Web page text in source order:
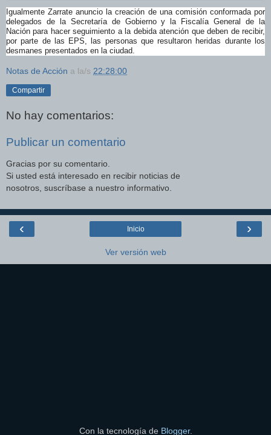
Igualmente Zarrate anuncio la creación de una comisión conformada por
delegados de la Secretaría de Gobierno y la Fiscalía General de la
Nación para hacer seguimiento a la debida atención que deben de recibir,
por parte de las EPS, las personas que resultaron heridas durante los
desmanes presentados en la ciudad.
Notas de Acción a la/s 22:28:00
Compartir
No hay comentarios:
Publicar un comentario
Gracias por su comentario.
Si usted está interesado en recibir noticias de
nosotros, suscríbase a nuestro informativo.
‹ ›
Inicio
Ver versión web
Con la tecnología de Blogger.